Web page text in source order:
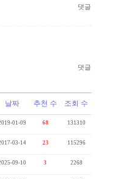
댓글
댓글
날짜 추천 수 조회 수
01-09 68 131310
03-14 23 115296
09-10 3 2268